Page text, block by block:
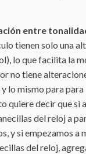
entre
tienen solo una
lo que facilita la
no tiene
y lo mismo para
quiere decir que si
del reloj a
y si empezamos a
del reloj,